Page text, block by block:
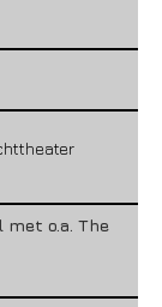
met o.a. The